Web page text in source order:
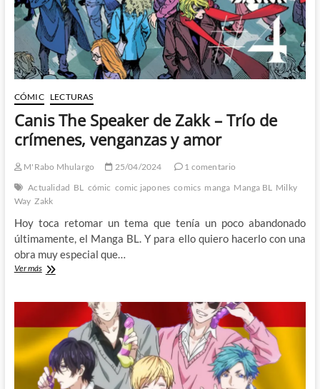
CÓMIC LECTURAS
Canis The Speaker de Zakk – Trío de
crímenes, venganzas y amor
M'Rabo Mhulargo 25/04/2024
1 comentario
Actualidad BL cómic comic japones comics manga Manga BL
Milky
Way Zakk
Hoy toca retomar un tema que tenía un poco abandonado
últimamente, el Manga BL. Y para ello quiero hacerlo con una
obra muy especial que…
Ver másCanis
Trío
de
crímenes,
venganzas